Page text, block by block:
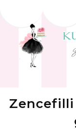
Zencefilli